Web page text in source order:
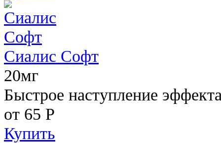
Сиалис Софт
20мг
Быстрое наступление
от 65 Р
Купить